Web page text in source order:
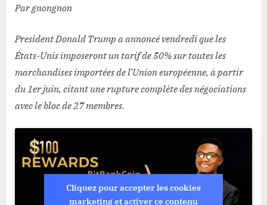
commerciaux
Stal
Par gnongnon
President Donald Trump a annoncé vendredi que les
États-Unis imposeront un tarif de 50% sur toutes les
marchandises importées de l’Union européenne, à partir
du 1er juin, citant une rupture complète des négociations
avec le bloc de 27 membres.
Cliquez pour accepter les cookies
marketing et activer ce contenu